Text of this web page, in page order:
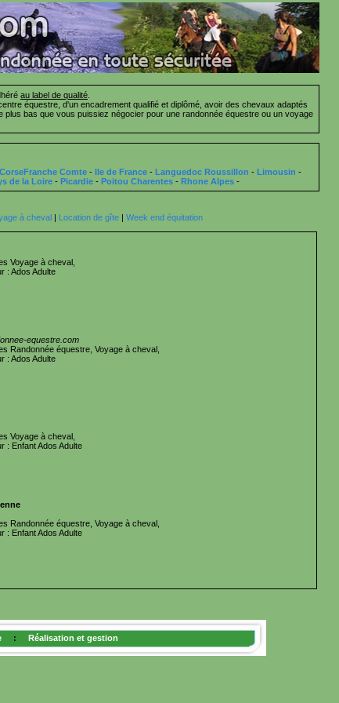
au label de qualité
équestre, d'un encadrement qualifié et diplômé, avoir des chevaux adaptés
bas que vous puissiez négocier pour une randonnée équestre ou un voyage
CorseFranche Comte - Ile de France - Languedoc Roussillon - Limousin -
de la Loire- Picardie- Poitou Charentes- Rhone Alpes-
à cheval | Location de gîte | Week end équitation
Voyage à cheval,
: Ados Adulte
equestre.com
Randonnée équestre, Voyage à cheval,
: Ados Adulte
Voyage à cheval,
: Enfant Ados Adulte
Randonnée équestre, Voyage à cheval,
: Enfant Ados Adulte
: Réalisation et gestion